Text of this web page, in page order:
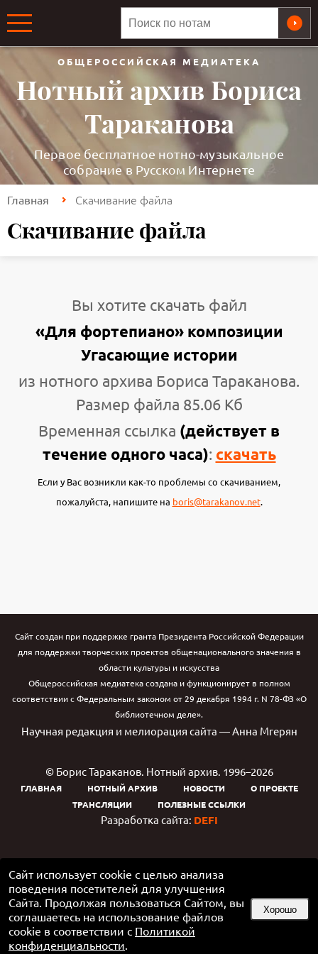
Сайт использует cookie с целью анализа
поведения посетителей для улучшения
Сайта. Продолжая пользоваться Сайтом, вы
соглашаетесь на использование файлов
cookie в соответствии с Политикой
конфиденциальности.
Хорошо
ОБЩЕРОССИЙСКАЯ МЕДИАТЕКА
Нотный архив Бориса
Тараканова
Первое бесплатное нотно-музыкальное
собрание в Русском Интернете
Главная Скачивание файла
Скачивание файла
Вы хотите скачать файл
«Для фортепиано» композиции
Угасающие истории
из нотного архива Бориса Тараканова.
Размер файла 85.06 Кб
Временная ссылка (действует в
течение одного часа): скачать
Если у Вас возникли как-то проблемы со скачиванием,
пожалуйста, напишите на boris@tarakanov.net.
Сайт создан при поддержке гранта Президента Российской Федерации
для поддержки творческих проектов общенационального значения в
области культуры и искусства
Общероссийская медиатека создана и функционирует в полном
соответствии с Федеральным законом от 29 декабря 1994 г. N 78-ФЗ «О
библиотечном деле».
Научная редакция и мелиорация сайта — Анна Мгерян
© Борис Тараканов. Нотный архив. 1996–2026
ГЛАВНАЯ НОТНЫЙ АРХИВ НОВОСТИ
О ПРОЕКТЕ
ТРАНСЛЯЦИИ
ПОЛЕЗНЫЕ ССЫЛКИ
Разработка сайта: DEFI
Google Play и логотип Google Play являются товарными знаками